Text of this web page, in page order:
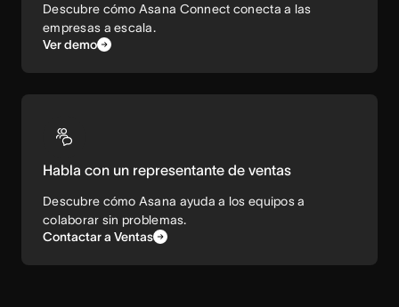
Descubre cómo Asana Connect conecta a las
empresas a escala.
Ver demo
Habla con un representante de ventas
Descubre cómo Asana ayuda a los equipos a
colaborar sin problemas.
Contactar a Ventas